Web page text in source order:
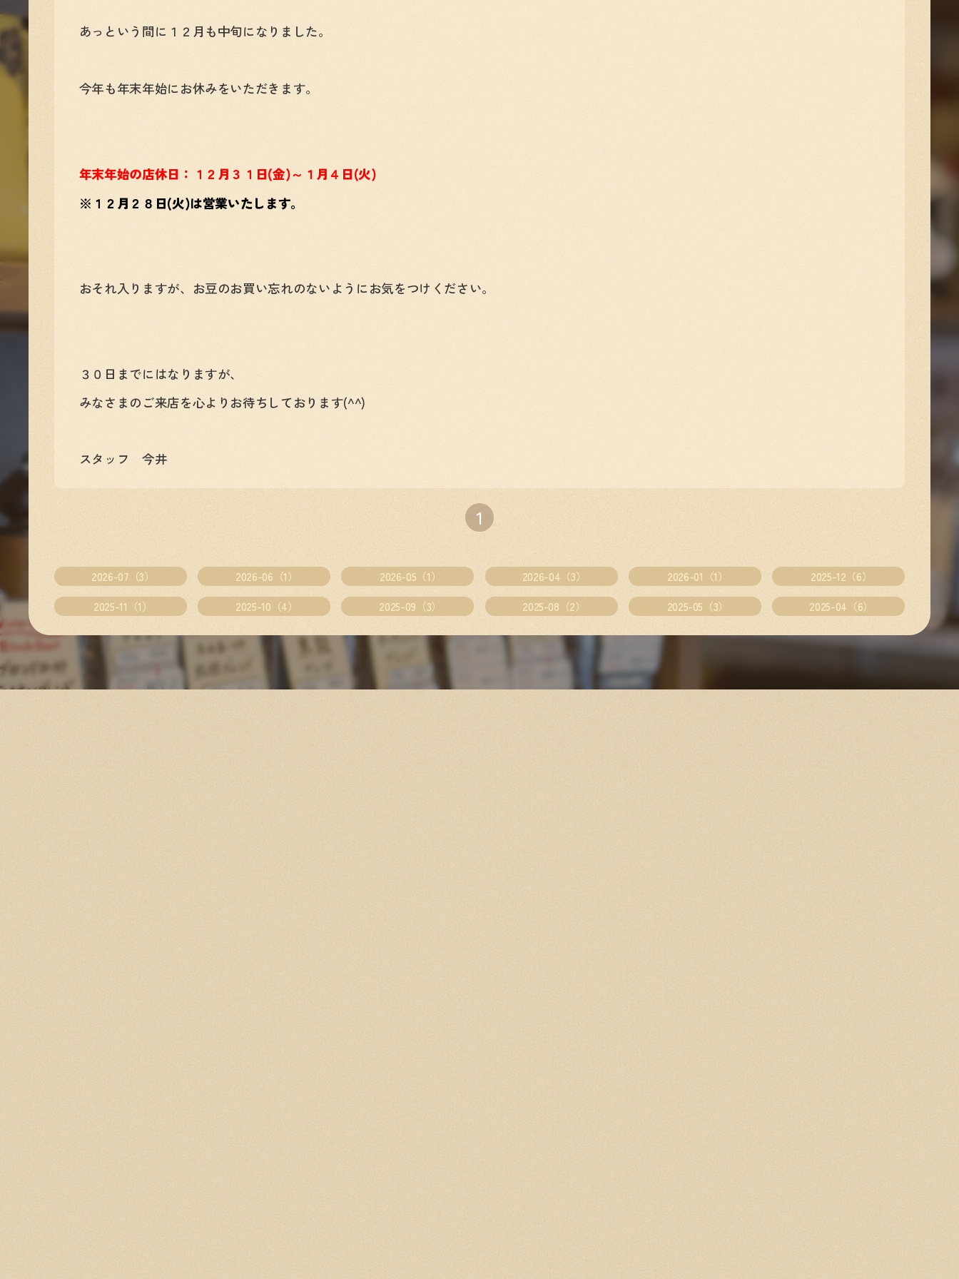
あっという間に１２月も中旬になりました。
今年も年末年始にお休みをいただきます。
年末年始の店休日：１２月３１日(金)～１月４日(火)
※１２月２８日(火)は営業いたします。
おそれ入りますが、お豆のお買い忘れのないようにお気をつけください。
３０日までにはなりますが、
みなさまのご来店を心よりお待ちしております(^^)
スタッフ 今井
1
2026-07（3） 2026-06（1） 2026-05（1） 2026-04（3） 2026-01（1）
2025-12（6）
2025-11（1）
2025-10（4） 2025-09（3） 2025-08（2） 2025-05（3） 2025-04（6）